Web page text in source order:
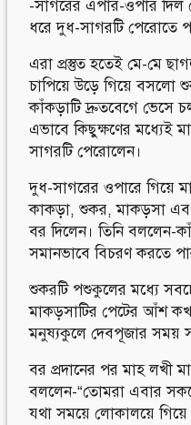
-সাগরের এপার-ওপার দিল
ধরে দুধ-সাগরটি পেরোতে
এরা প্রস্তুত হতেই মে-মে
চাপিয়ে উড়ে গিয়ে বসলো
কাঁকড়াটি দ্রুতবেগে ভেসে
এভাবে কিছুক্ষণের মধ্যেই
সাগরটি পেরোলেন।
দুধ-সাগরের ওপারে গিয়ে
কাকড়া, শুকর, মাকড়সা এবং
বর দিলেন। তিনি বললেন-
সমানভাবে বিচরণ করতে
শুকরটি পশুকুলের মধ্যে
মাকড়সাটির পেটের আঁশ
মনুষ্যকুলে দেবপূজার সময়
বর প্রদানের পর মাহ লখী
বললেন-“তোমরা এবার
যথা সময়ে লোকালয়ে গিয়ে